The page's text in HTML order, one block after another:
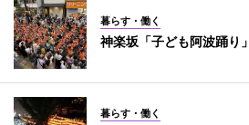
暮らす・働く
神楽坂「子ども阿波踊り
暮らす・働く